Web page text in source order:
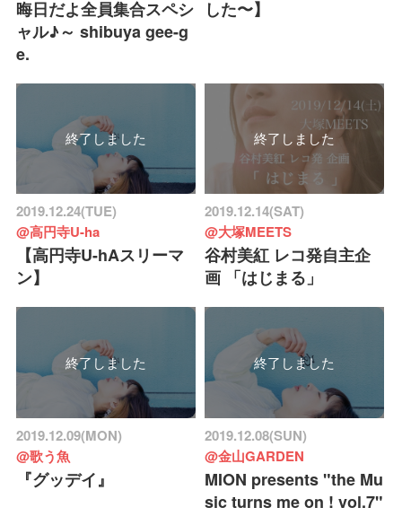
晦日だよ全員集合スペシ
ャル♪～ shibuya gee-g
e.
した〜】
終了しました
2019.12.24(TUE)
@高円寺U-ha
【高円寺U-hAスリーマ
ン】
終了しました
2019.12.14(SAT)
@大塚MEETS
谷村美紅 レコ発自主企
画 「はじまる」
終了しました
2019.12.09(MON)
@歌う魚
『グッデイ』
終了しました
2019.12.08(SUN)
@金山GARDEN
MION presents "the Mu
sic turns me on ! vol.7"